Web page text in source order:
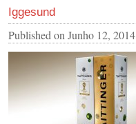
Iggesund
Published on Junho 12, 2014